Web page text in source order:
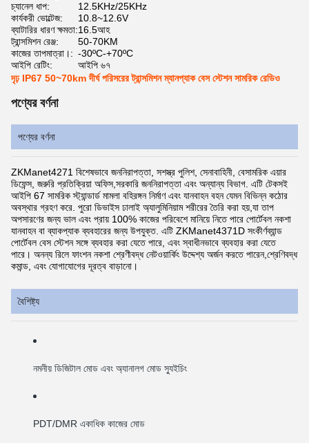
চ্যানেল ধাপ:
12.5KHz/25KHz
কার্যকরী ভোল্টেজ:
10.8~12.6V
ব্যাটারির ধারণ ক্ষমতা:16.5আহ
ট্রান্সমিশন রেঞ্জ:
50-70KM
কাজের তাপমাত্রা।: -30ºC-+70ºC
আইপি রেটিং:
আইপি ৬৭
দৃঢ় IP67 50~70km দীর্ঘ পরিসরের ট্রান্সমিশন ম্যানপ্যাক বেস স্টেশন সামরিক রেডিও
পণ্যের বর্ণনা
পণ্যের বর্ণনা
ZKManet4271 বিশেষভাবে জননিরাপত্তা, সশস্ত্র পুলিশ, সেনাবাহিনী, বেসামরিক এয়ার
ডিফেন্স, জরুরি প্রতিক্রিয়া অফিস,সরকারি জননিরাপত্তা এবং অন্যান্য বিভাগ. এটি টেকসই
আইপি 67 সামরিক স্ট্যান্ডার্ড মামলা বহিরঙ্গন নির্মাণ এবং যানবাহন বহন যেমন বিভিন্ন কঠোর
অবস্থার গ্রহণ করে. পুরো ডিভাইস ঢালাই অ্যালুমিনিয়াম শরীরের তৈরি করা হয়,যা তাপ
অপসারণের জন্য ভাল এবং প্রায় 100% কাজের পরিবেশে মানিয়ে নিতে পারে পোর্টেবল নকশা
যানবাহন বা ব্যাকপ্যাক ব্যবহারের জন্য উপযুক্ত. এটি ZKManet4371D সংকীর্ণব্যান্ড
পোর্টেবল বেস স্টেশন সঙ্গে ব্যবহার করা যেতে পারে, এবং স্বাধীনভাবে ব্যবহার করা যেতে
পারে। অনন্য রিলে ফাংশন নকশা শ্রেণীবদ্ধ নেটওয়ার্কিং উদ্দেশ্য অর্জন করতে পারেন,শ্রেণিবদ্ধ
কমান্ড, এবং যোগাযোগের দূরত্ব বাড়ানো।
বৈশিষ্ট্য
নমনীয় ডিজিটাল মোড এবং অ্যানালগ মোড স্যুইচিং
PDT/DMR একাধিক কাজের মোড